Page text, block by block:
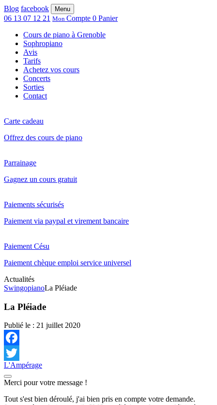
Blog facebook Menu
06 13 07 12 21 Mon Compte 0 Panier
Cours de piano à Grenoble
Sophropiano
Avis
Tarifs
Achetez vos cours
Concerts
Sorties
Contact
Carte cadeau
Offrez des cours de piano
Parrainage
Gagnez un cours gratuit
Paiements sécurisés
Paiement via paypal et virement bancaire
Paiement Césu
Paiement chèque emploi service universel
Actualités
SwingopianoLa Pléiade
La Pléiade
Publié le : 21 juillet 2020
Facebook
Twitter
L'Ampérage
Merci pour votre message !
Tout s'est bien déroulé, j'ai bien pris en compte votre demande.